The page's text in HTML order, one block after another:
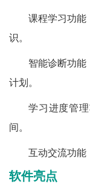
课程学习功
识。
智能诊断功
计划。
学习进度管
间。
互动交流功能
软件亮点